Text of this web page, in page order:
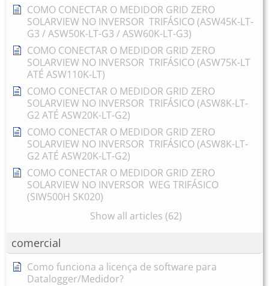
COMO CONECTAR O MEDIDOR GRID ZERO
SOLARVIEW NO INVERSOR TRIFÁSICO (ASW45K-LT-
G3 / ASW50K-LT-G3 / ASW60K-LT-G3)
COMO CONECTAR O MEDIDOR GRID ZERO
SOLARVIEW NO INVERSOR TRIFÁSICO (ASW75K-LT
ATÉ ASW110K-LT)
COMO CONECTAR O MEDIDOR GRID ZERO
SOLARVIEW NO INVERSOR TRIFÁSICO (ASW8K-LT-
G2 ATÉ ASW20K-LT-G2)
COMO CONECTAR O MEDIDOR GRID ZERO
SOLARVIEW NO INVERSOR TRIFÁSICO (ASW8K-LT-
G2 ATÉ ASW20K-LT-G2)
COMO CONECTAR O MEDIDOR GRID ZERO
SOLARVIEW NO INVERSOR WEG TRIFÁSICO
(SIW500H SK020)
Show all articles (62)
comercial
Como funciona a licença de software para
Datalogger/Medidor?